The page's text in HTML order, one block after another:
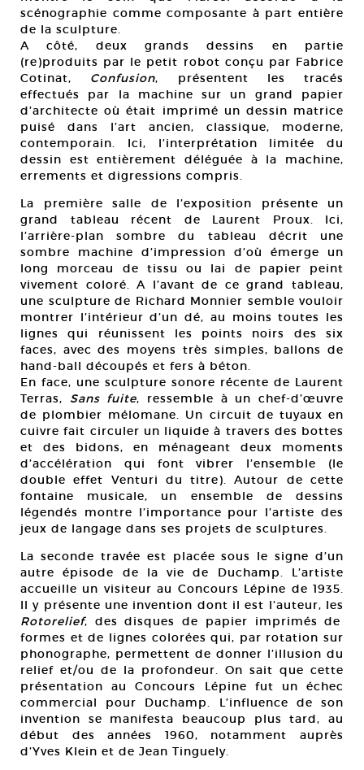
scénographie comme composante à part entière
de la sculpture.
A côté, deux grands dessins en partie
(re)produits par le petit robot conçu par Fabrice
Cotinat, Confusion, présentent les tracés
effectués par la machine sur un grand papier
d’architecte où était imprimé un dessin matrice
puisé dans l’art ancien, classique, moderne,
contemporain. Ici, l’interprétation limitée du
dessin est entièrement déléguée à la machine,
errements et digressions compris.
La première salle de l’exposition présente un
grand tableau récent de Laurent Proux. Ici,
l’arrière-plan sombre du tableau décrit une
sombre machine d’impression d’où émerge un
long morceau de tissu ou lai de papier peint
vivement coloré. A l’avant de ce grand tableau,
une sculpture de Richard Monnier semble vouloir
montrer l’intérieur d’un dé, au moins toutes les
lignes qui réunissent les points noirs des six
faces, avec des moyens très simples, ballons de
hand-ball découpés et fers à béton.
En face, une sculpture sonore récente de Laurent
Terras, Sans fuite, ressemble à un chef-d’œuvre
de plombier mélomane. Un circuit de tuyaux en
cuivre fait circuler un liquide à travers des bottes
et des bidons, en ménageant deux moments
d’accélération qui font vibrer l’ensemble (le
double effet Venturi du titre). Autour de cette
fontaine musicale, un ensemble de dessins
légendés montre l’importance pour l’artiste des
jeux de langage dans ses projets de sculptures.
La seconde travée est placée sous le signe d’un
autre épisode de la vie de Duchamp. L’artiste
accueille un visiteur au Concours Lépine de 1935.
Il y présente une invention dont il est l’auteur, les
Rotorelief, des disques de papier imprimés de
formes et de lignes colorées qui, par rotation sur
phonographe, permettent de donner l’illusion du
relief et/ou de la profondeur. On sait que cette
présentation au Concours Lépine fut un échec
commercial pour Duchamp. L’influence de son
invention se manifesta beaucoup plus tard, au
début des années 1960, notamment auprès
d’Yves Klein et de Jean Tinguely.